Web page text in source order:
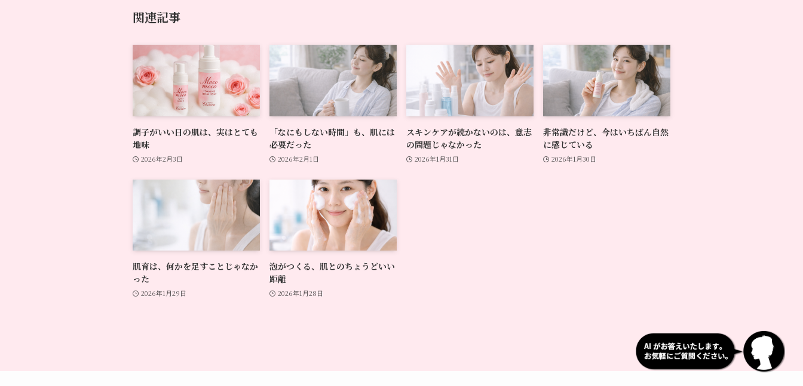
関連記事
調子がいい日の肌は、実はとても
地味
2026年2月3日
「なにもしない時間」も、肌には
必要だった
2026年2月1日
スキンケアが続かないのは、意志
の問題じゃなかった
2026年1月31日
非常識だけど、今はいちばん自然
に感じている
2026年1月30日
肌育は、何かを足すことじゃなか
った
2026年1月29日
泡がつくる、肌とのちょうどいい
距離
2026年1月28日